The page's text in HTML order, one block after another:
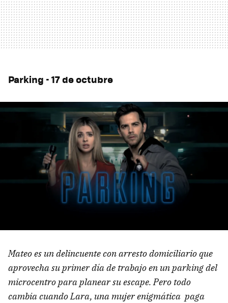
Parking - 17 de octubre
Mateo es un delincuente con arresto domiciliario que
aprovecha su primer día de trabajo en un parking del
microcentro para planear su escape. Pero todo
cambia cuando Lara, una mujer enigmática paga